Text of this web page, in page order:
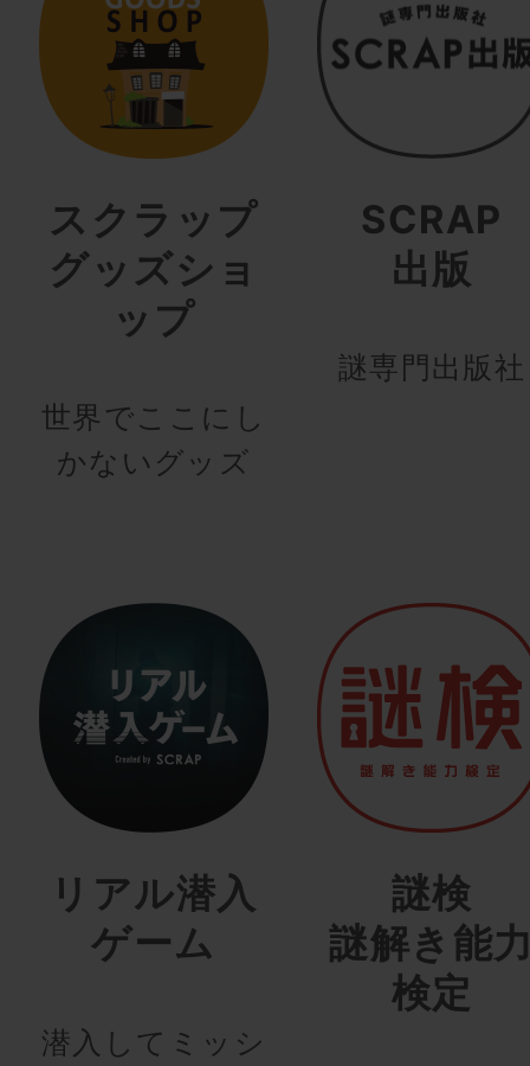
スクラップ
グッズショ
ップ
世界でここにし
かないグッズ
SCRAP
出版
謎専門出版社
リアル潜入
ゲーム
潜入してミッシ
謎検
謎解き能
検定